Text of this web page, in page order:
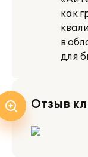
как
в
для
Отзыв